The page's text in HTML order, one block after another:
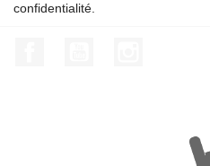
confidentialité.